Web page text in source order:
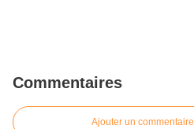
Commentaires
Ajouter un commentaire